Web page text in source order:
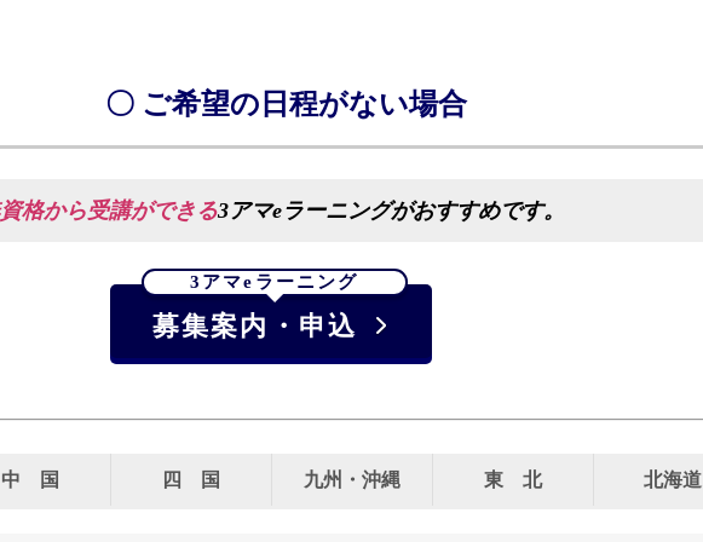
〇 ご希望の日程がない場合
格から受講ができる3アマeラーニングがおすすめです。
3アマeラーニング
募集案内・申込
中 国 四 国 九州・沖縄 東 北 北海道